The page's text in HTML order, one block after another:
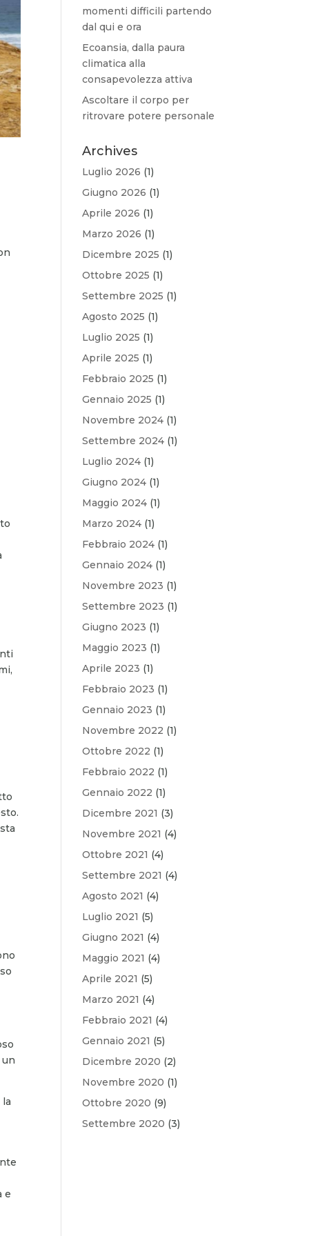
la
e
momenti difficili partendo
dal qui e ora
Ecoansia, dalla paura
climatica alla
consapevolezza attiva
Ascoltare il corpo per
ritrovare potere personale
Archives
Luglio 2026 (1)
Giugno 2026 (1)
Aprile 2026 (1)
Marzo 2026 (1)
Dicembre 2025 (1)
Ottobre 2025 (1)
Settembre 2025 (1)
Agosto 2025 (1)
Luglio 2025 (1)
Aprile 2025 (1)
Febbraio 2025 (1)
Gennaio 2025 (1)
Novembre 2024 (1)
Settembre 2024 (1)
Luglio 2024 (1)
Giugno 2024 (1)
Maggio 2024 (1)
Marzo 2024 (1)
Febbraio 2024 (1)
Gennaio 2024 (1)
Novembre 2023 (1)
Settembre 2023 (1)
Giugno 2023 (1)
Maggio 2023 (1)
Aprile 2023 (1)
Febbraio 2023 (1)
Gennaio 2023 (1)
Novembre 2022 (1)
Ottobre 2022 (1)
Febbraio 2022 (1)
Gennaio 2022 (1)
Dicembre 2021 (3)
Novembre 2021 (4)
Ottobre 2021 (4)
Settembre 2021 (4)
Agosto 2021 (4)
Luglio 2021 (5)
Giugno 2021 (4)
Maggio 2021 (4)
Aprile 2021 (5)
Marzo 2021 (4)
Febbraio 2021 (4)
Gennaio 2021 (5)
Dicembre 2020 (2)
Novembre 2020 (1)
Ottobre 2020 (9)
Settembre 2020 (3)